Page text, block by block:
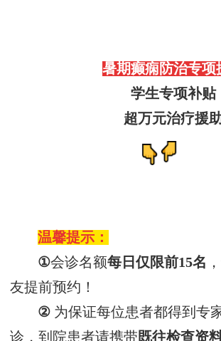
暑期癫痫防治专项
学生专项补贴
超万元治疗援
温馨提示：
①会诊名额每日仅 限前15名 ，
友提前预约！
② 为保证每位患者都得到专
诊， 到院患者请携带既往检查资